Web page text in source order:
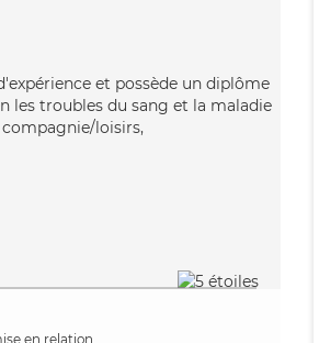
et possède un diplôme
les troubles du sang et la maladie
loisirs,
en relation